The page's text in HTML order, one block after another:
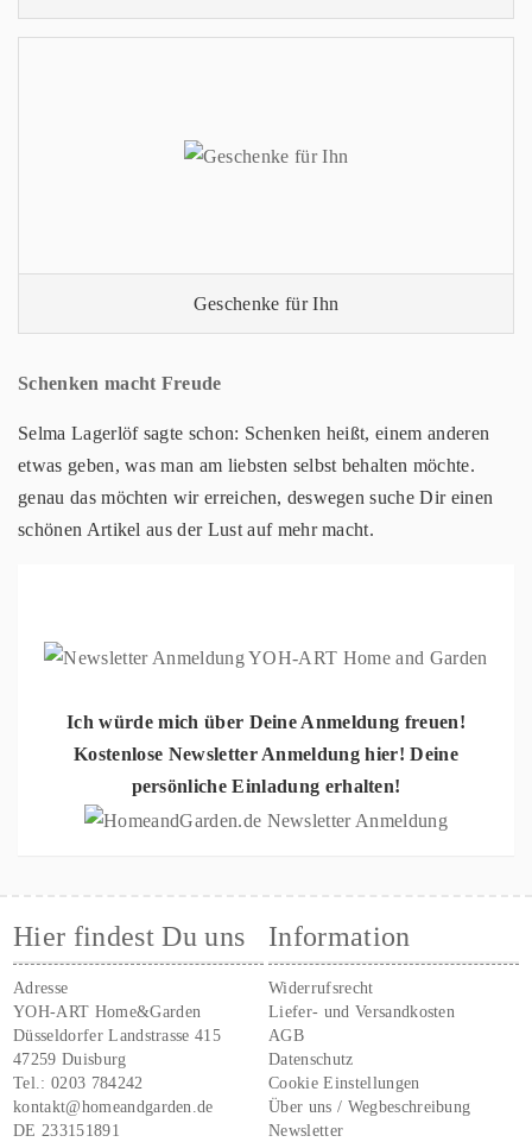
Geschenke für Ihn
Schenken macht Freude
Selma Lagerlöf sagte schon: Schenken heißt, einem anderen
etwas geben, was man am liebsten selbst behalten möchte.
genau das möchten wir erreichen, deswegen suche Dir einen
schönen Artikel aus der Lust auf mehr macht.
Ich würde mich über Deine Anmeldung freuen!
Kostenlose Newsletter Anmeldung hier! Deine
persönliche Einladung erhalten!
Hier findest Du uns
Adresse
YOH-ART Home&Garden
Düsseldorfer Landstrasse 415
47259 Duisburg
Tel.:0203 784242
kontakt@homeandgarden.de
DE 233151891
Information
Widerrufsrecht
Liefer- und Versandkosten
AGB
Datenschutz
Cookie Einstellungen
Über uns / Wegbeschreibung
Newsletter